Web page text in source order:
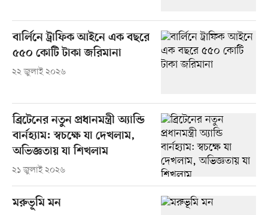
বার্লিনে ট্রাফিক আইনে এক বছরে
৫৫০ কোটি টাকা জরিমানা
২২ জুলাই ২০২৬
ব্রিটেনের নতুন প্রধানমন্ত্রী অ্যান্ডি
বার্নহ্যাম: স্বচক্ষে যা দেখলাম,
অভিজ্ঞতায় যা শিখলাম
২১ জুলাই ২০২৬
মরুভূমি মন